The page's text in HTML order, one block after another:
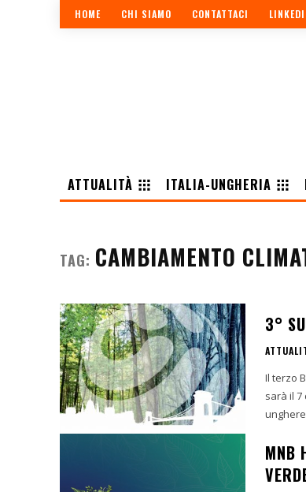
HOME CHI SIAMO CONTATTACI
ATTUALITÀ
ITALIA-UNGHERIA
TAG: CAMBIAMENTO
3°
Il terzo
sarà il
MNB